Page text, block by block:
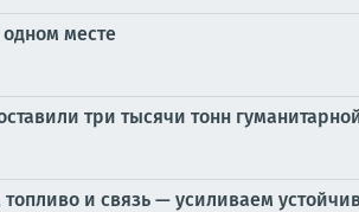
месте
три тысячи тонн
и связь — усиливаем